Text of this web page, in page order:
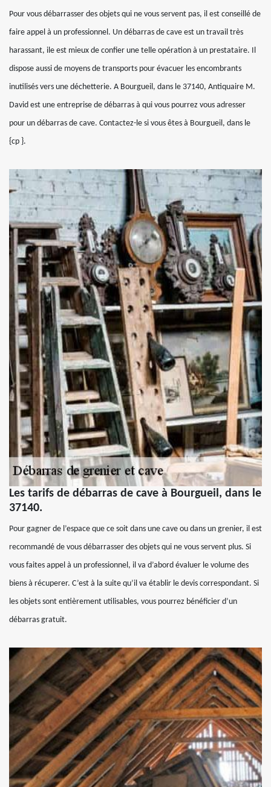
Pour vous débarrasser des objets qui ne vous servent pas, il est conseillé de
faire appel à un professionnel. Un débarras de cave est un travail très
harassant, ile est mieux de confier une telle opération à un prestataire. Il
dispose aussi de moyens de transports pour évacuer les encombrants
inutilisés vers une déchetterie. A Bourgueil, dans le 37140, Antiquaire M.
David est une entreprise de débarras à qui vous pourrez vous adresser
pour un débarras de cave. Contactez-le si vous êtes à Bourgueil, dans le
{cp }.
Les tarifs de débarras de cave à Bourgueil, dans le
37140.
Pour gagner de l’espace que ce soit dans une cave ou dans un grenier, il est
recommandé de vous débarrasser des objets qui ne vous servent plus. Si
vous faites appel à un professionnel, il va d’abord évaluer le volume des
biens à récuperer. C’est à la suite qu’il va établir le devis correspondant. Si
les objets sont entièrement utilisables, vous pourrez bénéficier d’un
débarras gratuit.